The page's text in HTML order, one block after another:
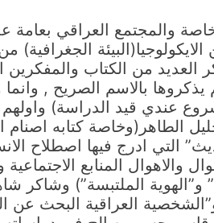
والمجتمع العراقي
الجغرافية)
العديد من الكتاب والمفكرين
بالاسم الصريح , وانما
عندي قيد الدراسة)
الطاهر(وخاصة كتابه اصنام
التي ادرج فيها اصطلاح
المنابع الاجتماعية
و”الهوية الملتبسة”) وشاكر
و”الشخصية العراقية البحث عن